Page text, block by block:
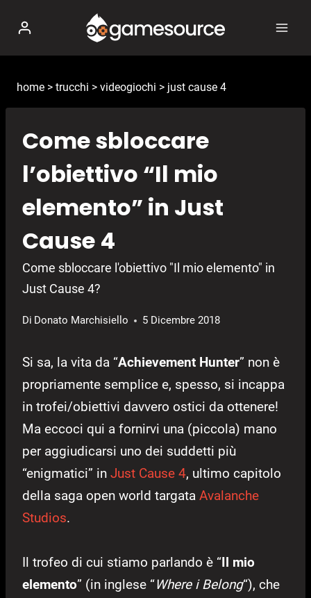
contenuto
home > trucchi > videogiochi > just cause 4
Come sbloccare
l’obiettivo “Il mio
elemento” in Just
Cause 4
Come sbloccare l'obiettivo "Il mio elemento" in
Just Cause 4?
Di Donato Marchisiello 5 Dicembre 2018
Si sa, la vita da “Achievement Hunter” non è
propriamente semplice e, spesso, si incappa
in trofei/obiettivi davvero ostici da ottenere!
Ma eccoci qui a fornirvi una (piccola) mano
per aggiudicarsi uno dei suddetti più
“enigmatici” in Just Cause 4, ultimo capitolo
della saga open world targata Avalanche
Studios.
Il trofeo di cui stiamo parlando è “Il mio
elemento” (in inglese “Where i Belong“), che